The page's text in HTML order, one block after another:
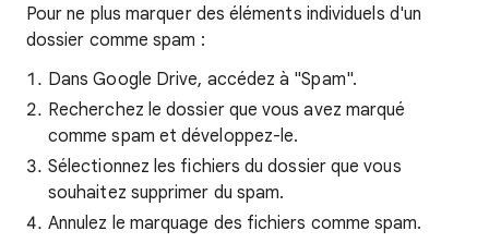
Pour ne plus marquer des éléments individuels d'un
dossier comme spam :
Dans Google Drive, accédez à "Spam".
Recherchez le dossier que vous avez marqué
comme spam et développez-le.
Sélectionnez les fichiers du dossier que vous
souhaitez supprimer du spam.
Annulez le marquage des fichiers comme spam.